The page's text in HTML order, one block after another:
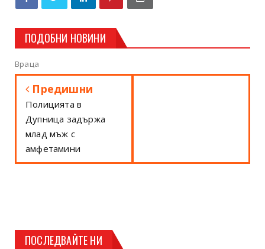
ПОДОБНИ НОВИНИ
Враца
Предишни
Полицията в
Дупница задържа
млад мъж с
амфетамини
ПОСЛЕДВАЙТЕ НИ